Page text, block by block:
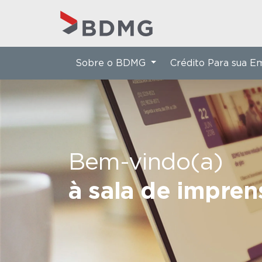
Bem-vindo(a)
à sala de
Sobre o BDMG Crédito Para sua